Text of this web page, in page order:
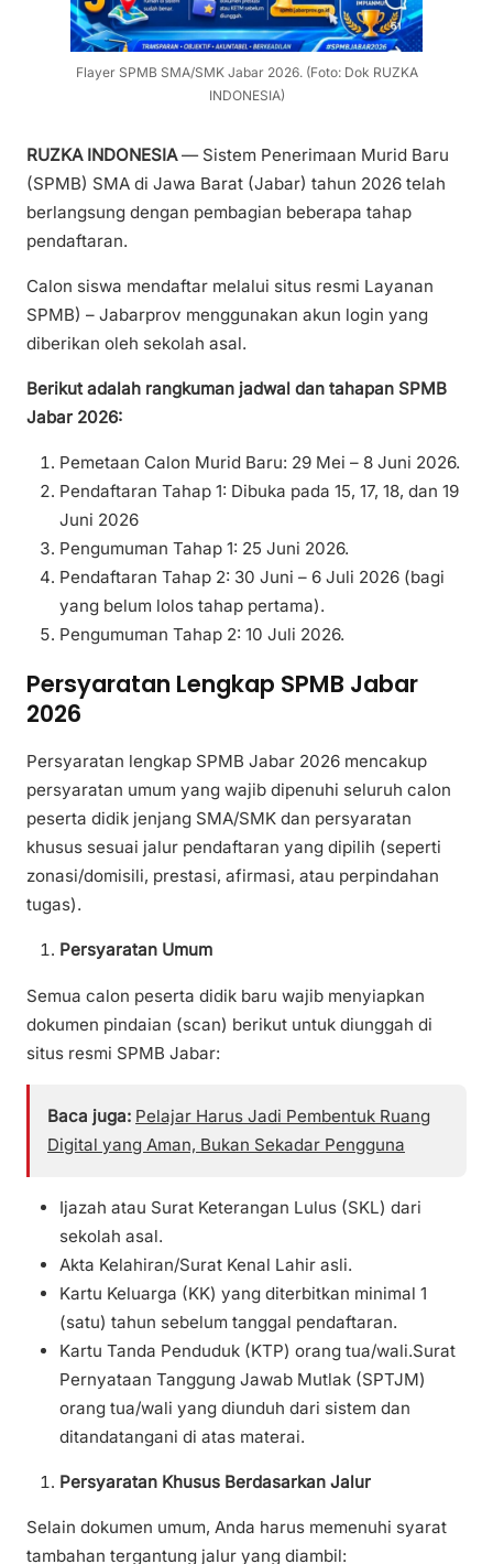
Flayer SPMB SMA/SMK Jabar 2026. (Foto: Dok RUZKA
INDONESIA)
RUZKA INDONESIA— Sistem Penerimaan Murid Baru
(SPMB) SMA di Jawa Barat (Jabar) tahun 2026 telah
berlangsung dengan pembagian beberapa tahap
pendaftaran.
Calon siswa mendaftar melalui situs resmi Layanan
SPMB) – Jabarprov menggunakan akun login yang
diberikan oleh sekolah asal.
Berikut adalah rangkuman jadwal dan tahapan SPMB
Jabar 2026:
Pemetaan Calon Murid Baru: 29 Mei – 8 Juni 2026.
Pendaftaran Tahap 1: Dibuka pada 15, 17, 18, dan 19
Juni 2026
Pengumuman Tahap 1: 25 Juni 2026.
Pendaftaran Tahap 2: 30 Juni – 6 Juli 2026 (bagi
yang belum lolos tahap pertama).
Pengumuman Tahap 2: 10 Juli 2026.
Persyaratan Lengkap SPMB Jabar
2026
Persyaratan lengkap SPMB Jabar 2026 mencakup
persyaratan umum yang wajib dipenuhi seluruh calon
peserta didik jenjang SMA/SMK dan persyaratan
khusus sesuai jalur pendaftaran yang dipilih (seperti
zonasi/domisili, prestasi, afirmasi, atau perpindahan
tugas).
Persyaratan Umum
Semua calon peserta didik baru wajib menyiapkan
dokumen pindaian (scan) berikut untuk diunggah di
situs resmi SPMB Jabar:
Baca juga: Pelajar Harus Jadi Pembentuk Ruang
Digital yang Aman, Bukan Sekadar Pengguna
Ijazah atau Surat Keterangan Lulus (SKL) dari
sekolah asal.
Akta Kelahiran/Surat Kenal Lahir asli.
Kartu Keluarga (KK) yang diterbitkan minimal 1
(satu) tahun sebelum tanggal pendaftaran.
Kartu Tanda Penduduk (KTP) orang tua/wali.Surat
Pernyataan Tanggung Jawab Mutlak (SPTJM)
orang tua/wali yang diunduh dari sistem dan
ditandatangani di atas materai.
Persyaratan Khusus Berdasarkan Jalur
Selain dokumen umum, Anda harus memenuhi syarat
tambahan tergantung jalur yang diambil: